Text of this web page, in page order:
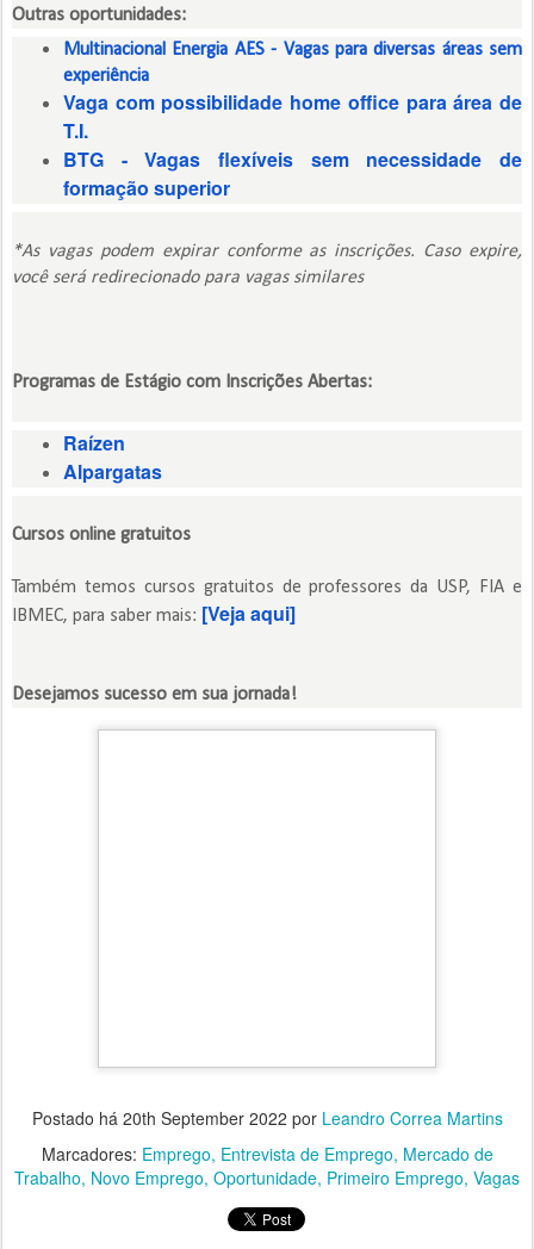
Outras oportunidades:
Multinacional Energia AES - Vagas para diversas áreas sem
experiência
Vaga com possibilidade home office para área de
T.I.
BTG - Vagas flexíveis sem necessidade de
formação superior
*As vagas podem expirar conforme as inscrições. Caso expire,
você será redirecionado para vagas similares
Programas de Estágio com Inscrições Abertas:
Raízen
Alpargatas
Cursos online gratuitos
Também temos cursos gratuitos de professores da USP, FIA e
IBMEC, para saber mais: [Veja aqui]
Desejamos sucesso em sua jornada!
Postado há 20th September 2022 por Leandro Correa Martins
Marcadores: Emprego Entrevista de Emprego Mercado de
Trabalho Novo Emprego Oportunidade Primeiro Emprego Vagas